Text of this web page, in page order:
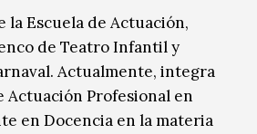
la Escuela de Actuación,
de Teatro Infantil y
Actualmente, integra
Actuación Profesional en
en Docencia en la materia